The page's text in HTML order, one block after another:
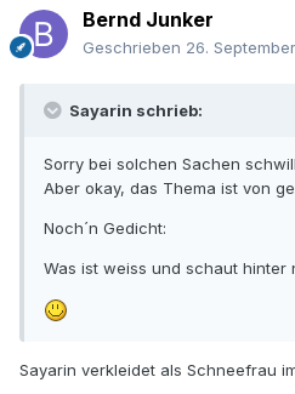
Bernd Junker
Geschrieben 26.
Sayarin schrieb:
Sorry bei solchen Sachen
Aber okay, das Thema ist von
Noch´n Gedicht:
Was ist weiss und schaut hinter
Sayarin verkleidet als Schneefrau